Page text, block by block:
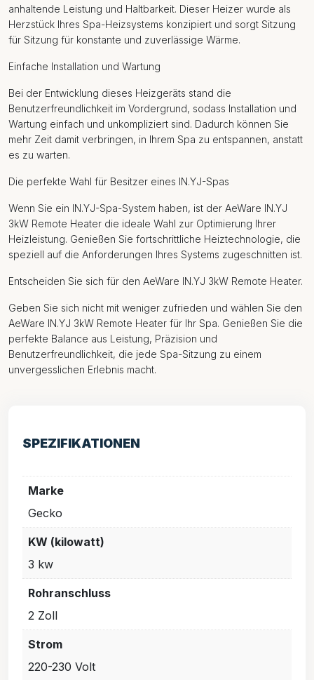
anhaltende Leistung und Haltbarkeit. Dieser Heizer wurde als
Herzstück Ihres Spa-Heizsystems konzipiert und sorgt Sitzung
für Sitzung für konstante und zuverlässige Wärme.
Einfache Installation und Wartung
Bei der Entwicklung dieses Heizgeräts stand die
Benutzerfreundlichkeit im Vordergrund, sodass Installation und
Wartung einfach und unkompliziert sind. Dadurch können Sie
mehr Zeit damit verbringen, in Ihrem Spa zu entspannen, anstatt
es zu warten.
Die perfekte Wahl für Besitzer eines IN.YJ-Spas
Wenn Sie ein IN.YJ-Spa-System haben, ist der AeWare IN.YJ
3kW Remote Heater die ideale Wahl zur Optimierung Ihrer
Heizleistung. Genießen Sie fortschrittliche Heiztechnologie, die
speziell auf die Anforderungen Ihres Systems zugeschnitten ist.
Entscheiden Sie sich für den AeWare IN.YJ 3kW Remote Heater.
Geben Sie sich nicht mit weniger zufrieden und wählen Sie den
AeWare IN.YJ 3kW Remote Heater für Ihr Spa. Genießen Sie die
perfekte Balance aus Leistung, Präzision und
Benutzerfreundlichkeit, die jede Spa-Sitzung zu einem
unvergesslichen Erlebnis macht.
SPEZIFIKATIONEN
Marke
Gecko
KW (kilowatt)
3 kw
Rohranschluss
2 Zoll
Strom
220-230 Volt